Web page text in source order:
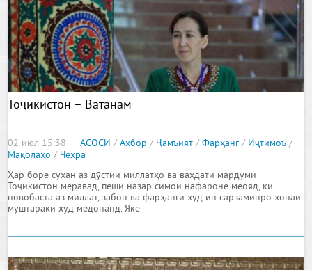
Тоҷикистон – Ватанам
02 июл 15:38 АСОСӢ /Ахбор / Ҷамъият /Фарҳанг/ Иҷтимоъ /
Мақолаҳо / Чеҳра
Ҳар боре сухан аз дӯстии миллатҳо ва ваҳдати мардуми
Тоҷикистон меравад, пеши назар симои нафароне меояд, ки
новобаста аз миллат, забон ва фарҳанги худ ин сарзаминро хонаи
муштараки худ медонанд. Яке